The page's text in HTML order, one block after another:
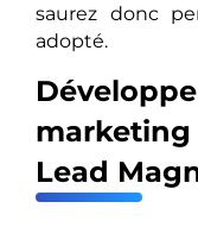
saurez donc
adopté.
marketing
Lead